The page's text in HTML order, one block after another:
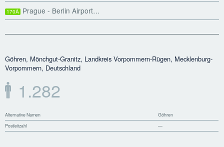
170A Prague - Berlin Airport…
Göhren, Mönchgut-Granitz, Landkreis Vorpommern-Rügen, Mecklenburg-
Vorpommern, Deutschland
1.282
Alternative Namen
Göhren
Postleitzahl
—